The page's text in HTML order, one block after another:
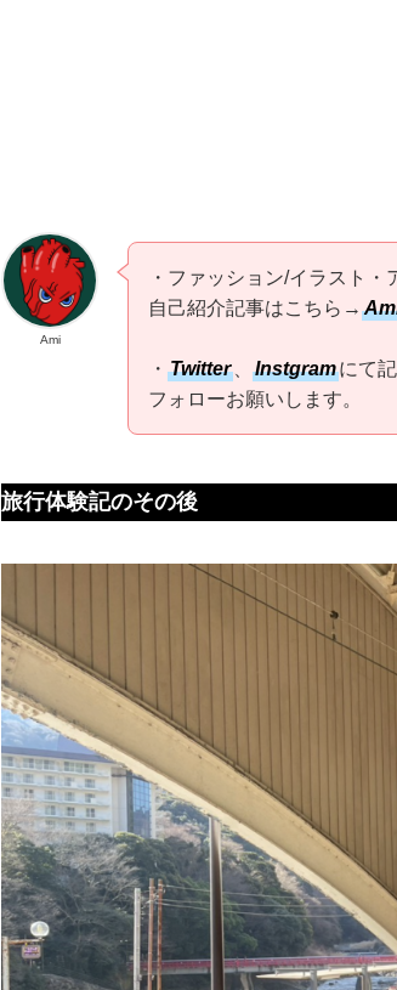
Ami
・ファッション/イラスト
自己紹介記事はこちら→
・ Twitter Instgramにて
フォローお願いします。
旅行体験記のその後